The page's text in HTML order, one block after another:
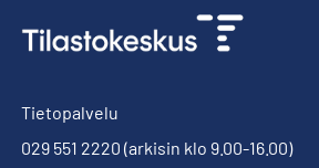
Tietopalvelu
029 551 2220 (arkisin klo 9.00-16.00)